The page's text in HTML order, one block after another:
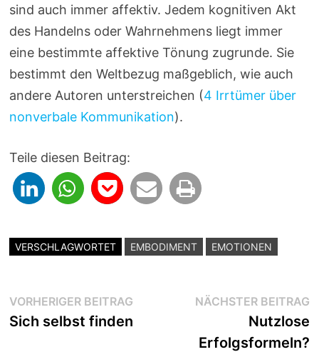
sind auch immer affektiv. Jedem kognitiven Akt
des Handelns oder Wahrnehmens liegt immer
eine bestimmte affektive Tönung zugrunde. Sie
bestimmt den Weltbezug maßgeblich, wie auch
andere Autoren unterstreichen (4 Irrtümer über
nonverbale Kommunikation).
Teile diesen Beitrag:
VERSCHLAGWORTET EMBODIMENT EMOTIONEN
Beitragsnavigation
VORHERIGER BEITRAG Vorheriger
Sich selbst finden
NÄCHSTER BEITRAG
Nutzlose
Erfolgsformeln?